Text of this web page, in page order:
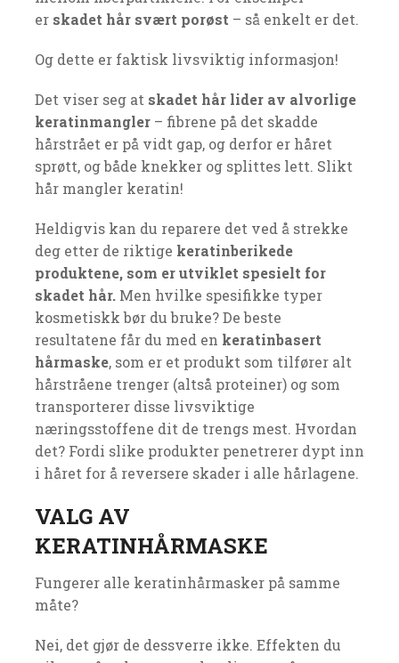
er skadet hår svært porøst – så enkelt er det.
Og dette er faktisk livsviktig informasjon!
Det viser seg at skadet hår lider av alvorlige
keratinmangler– fibrene på det skadde
hårstrået er på vidt gap, og derfor er håret
sprøtt, og både knekker og splittes lett. Slikt
hår mangler keratin!
Heldigvis kan du reparere det ved å strekke
deg etter de riktige keratinberikede
produktene, som er utviklet spesielt for
skadet hår.Men hvilke spesifikke typer
kosmetiskk bør du bruke? De beste
resultatene får du med en keratinbasert
hårmaske, som er et produkt som tilfører alt
hårstråene trenger (altså proteiner) og som
transporterer disse livsviktige
næringsstoffene dit de trengs mest. Hvordan
det? Fordi slike produkter penetrerer dypt inn
i håret for å reversere skader i alle hårlagene.
VALG AV
KERATINHÅRMASKE
Fungerer alle keratinhårmasker på samme
måte?
Nei, det gjør de dessverre ikke. Effekten du